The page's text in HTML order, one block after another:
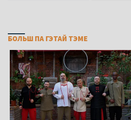
БОЛЬШ ПА ГЭТАЙ ТЭМЕ